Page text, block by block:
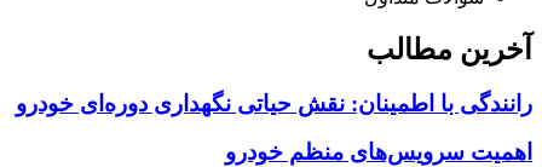
آخرین مطالب
رانندگی با اطمینان: نقش حیاتی نگهداری دوره‌ای خودرو
اهمیت سرویس‌های منظم خودرو